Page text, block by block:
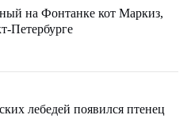
на Фонтанке кот Маркиз,
Петербурге
лебедей появился птенец